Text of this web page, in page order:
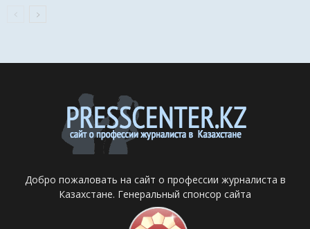
Добро пожаловать на сайт о профессии журналиста в
Казахстане. Генеральный спонсор сайта